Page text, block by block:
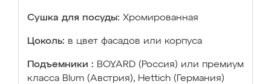
Сушка для посуды: Хромированная
Цоколь: в цвет фасадов или корпуса
Подъемники : BOYARD (Россия) или премиум
класса Blum (Австрия), Hettich (Германия)